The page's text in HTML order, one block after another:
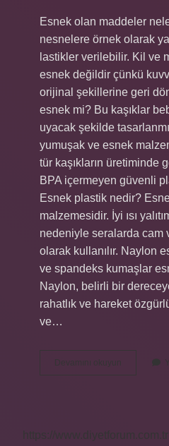
Esnek olan maddeler
nesnelere örnek olarak
lastikler verilebilir. Kil ve
esnek değildir çünkü
orijinal şekillerine geri
esnek mi? Bu kaşıklar
uyacak şekilde
yumuşak ve esnek
tür kaşıkların üretiminde
BPA içermeyen güvenli
Esnek plastik nedir?
malzemesidir. İyi ısı
nedeniyle seralarda cam
olarak kullanılır. Naylon
ve spandeks kumaşlar
Naylon, belirli bir
rahatlık ve hareket
ve…
Devamını okuyun
Esnek
https://www.diyetforum.com.tr